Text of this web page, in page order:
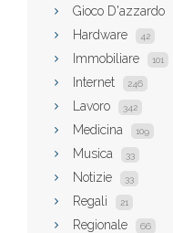
Gioco D'azzardo
Hardware 42
Immobiliare 101
Internet 246
Lavoro 342
Medicina 109
Musica 33
Notizie 33
Regali 21
Regionale 66